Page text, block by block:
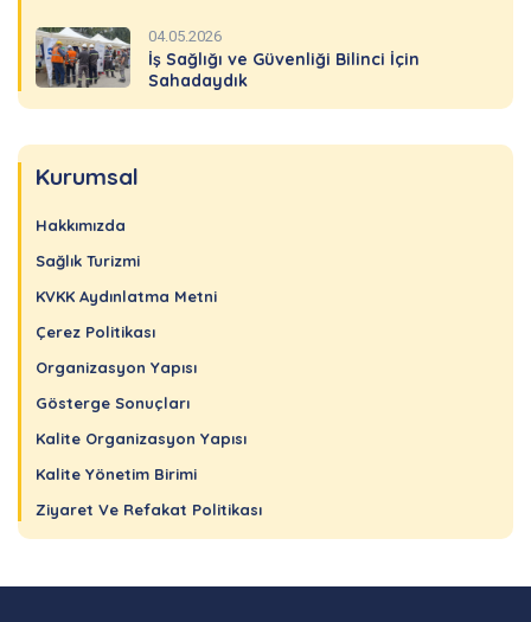
04.05.2026
İş Sağlığı ve Güvenliği Bilinci İçin
Sahadaydık
Kurumsal
Hakkımızda
Sağlık Turizmi
KVKK Aydınlatma Metni
Çerez Politikası
Organizasyon Yapısı
Gösterge Sonuçları
Kalite Organizasyon Yapısı
Kalite Yönetim Birimi
Ziyaret Ve Refakat Politikası